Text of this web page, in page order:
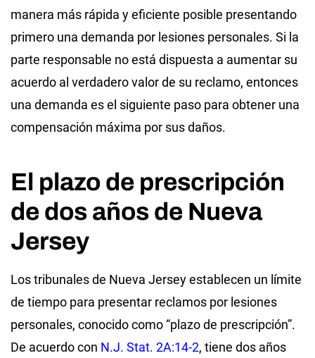
manera más rápida y eficiente posible presentando
primero una demanda por lesiones personales. Si la
parte responsable no está dispuesta a aumentar su
acuerdo al verdadero valor de su reclamo, entonces
una demanda es el siguiente paso para obtener una
compensación máxima por sus daños.
El plazo de prescripción
de dos años de Nueva
Jersey
Los tribunales de Nueva Jersey establecen un límite
de tiempo para presentar reclamos por lesiones
personales, conocido como “plazo de prescripción”.
De acuerdo con N.J. Stat. 2A:14-2, tiene dos años